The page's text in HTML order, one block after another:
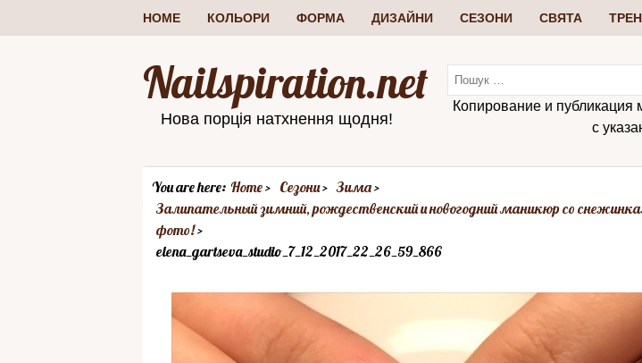
HOME КОЛЬОРИ ФОРМА ДИЗАЙНИ СЕЗОНИ СВЯТА
Nailspiration.net
Нова порція натхнення щодня!
Копирование и публикация
с
You are here: Home Сезони
Зима
Залипательный зимний, рождественский и новогодний маникюр со
фото!
elena_gartseva_studio_7_12_2017_22_26_59_866